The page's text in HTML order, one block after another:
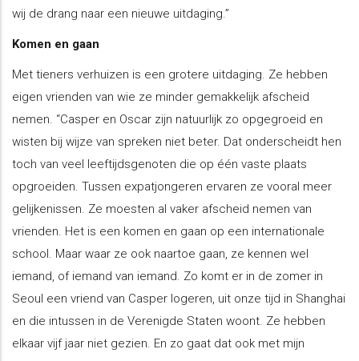
wij de drang naar een nieuwe uitdaging.”
Komen en gaan
Met tieners verhuizen is een grotere uitdaging. Ze hebben
eigen vrienden van wie ze minder gemakkelijk afscheid
nemen. “Casper en Oscar zijn natuurlijk zo opgegroeid en
wisten bij wijze van spreken niet beter. Dat onderscheidt hen
toch van veel leeftijdsgenoten die op één vaste plaats
opgroeiden. Tussen expatjongeren ervaren ze vooral meer
gelijkenissen. Ze moesten al vaker afscheid nemen van
vrienden. Het is een komen en gaan op een internationale
school. Maar waar ze ook naartoe gaan, ze kennen wel
iemand, of iemand van iemand. Zo komt er in de zomer in
Seoul een vriend van Casper logeren, uit onze tijd in Shanghai
en die intussen in de Verenigde Staten woont. Ze hebben
elkaar vijf jaar niet gezien. En zo gaat dat ook met mijn